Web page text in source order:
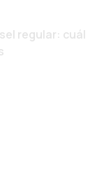
regular: cuál